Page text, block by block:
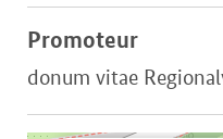
Promoteur
donum vitae